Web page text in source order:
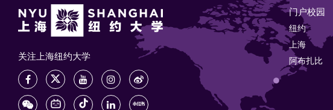
门户校园
纽约
上海
阿布扎比
关注上海纽约大学